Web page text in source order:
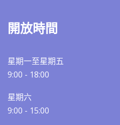
開放時間
星期一至星期五
9:00 - 18:00
星期六
9:00 - 15:00